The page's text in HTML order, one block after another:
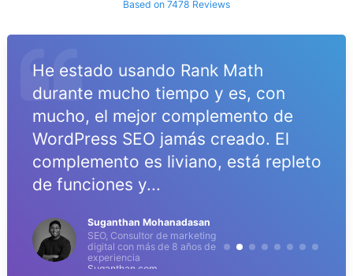
Based on 7478 Reviews
He estado usando Rank Math
durante mucho tiempo y es, con
mucho, el mejor complemento de
WordPress SEO jamás creado. El
complemento es liviano, está repleto
de funciones y...
Suganthan Mohanadasan
SEO, Consultor de marketing
digital con más de 8 años de
experiencia
Suganthan.com